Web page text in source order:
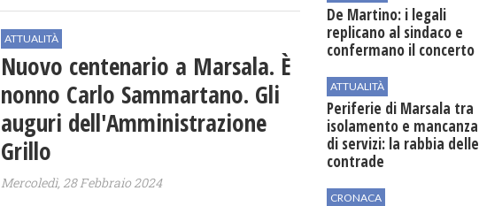
ATTUALITÀ
Nuovo centenario a Marsala. È
nonno Carlo Sammartano. Gli
auguri dell'Amministrazione
Grillo
Mercoledì, 28 Febbraio 2024
De Martino: i legali
replicano al sindaco e
confermano il concerto
ATTUALITÀ
Periferie di Marsala tra
isolamento e mancanza
di servizi: la rabbia delle
contrade
CRONACA